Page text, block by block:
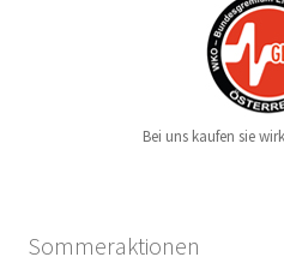
Bei uns kaufen sie
Sommeraktionen